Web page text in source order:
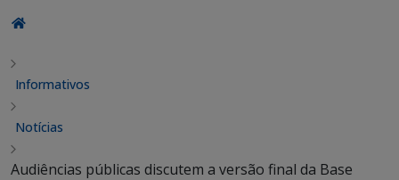
Informativos
Notícias
Audiências públicas discutem a versão final da Base